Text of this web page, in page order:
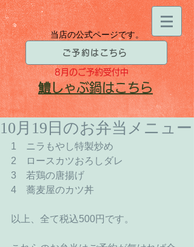
当店の公式ページです。
ご予約はこちら
8月のご予約受付中
​鱧しゃぶ鍋はこちら
10月19日のお弁当メニュー
1　ニラもやし特製炒め
2　ロースカツおろしダレ
3　若鶏の唐揚げ
4　蕎麦屋のカツ丼
以上、全て税込500円です。